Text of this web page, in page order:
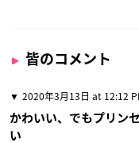
皆のコメント
2020年3月13日 at 12:12
かわいい、でもプリン
い